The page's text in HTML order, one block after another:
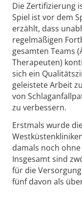
Die Zertifizierung
Spiel ist vor dem
erzählt, dass
regelmäßigen
gesamten Teams
Therapeuten)
sich ein
geleistete Arbeit
von
zu verbessern.
Erstmals wurde
damals noch
Insgesamt sind
für die
fünf davon als